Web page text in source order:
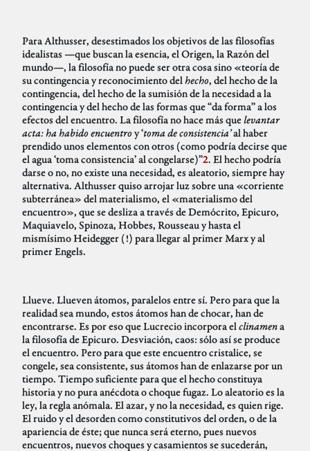
Para Althusser, desestimados los objetivos de las filosofías
idealistas —que buscan la esencia, el Origen, la Razón del
mundo—, la filosofía no puede ser otra cosa sino «teoría de
su contingencia y reconocimiento delhecho, del hecho de la
contingencia, del hecho de la sumisión de la necesidad a la
contingencia y del hecho de las formas que “da forma” a los
efectos del encuentro. La filosofía no hace más quelevantar
acta: ha habido encuentroy ‘toma de consistencia’al haber
prendido unos elementos con otros (como podría decirse que
el agua ‘toma consistencia’ al congelarse)”2. El hecho podría
darse o no, no existe una necesidad, es aleatorio, siempre hay
alternativa. Althusser quiso arrojar luz sobre una «corriente
subterránea» del materialismo, el «materialismo del
encuentro», que se desliza a través de Demócrito, Epicuro,
Maquiavelo, Spinoza, Hobbes, Rousseau y hasta el
mismísimo Heidegger (!) para llegar al primer Marx y al
primer Engels.
Llueve. Llueven átomos, paralelos entre sí. Pero para que la
realidad sea mundo, estos átomos han de chocar, han de
encontrarse. Es por eso que Lucrecio incorpora elclinamena
la filosofía de Epicuro. Desviación, caos: sólo así se produce
el encuentro. Pero para que este encuentro cristalice, se
congele, sea consistente, sus átomos han de enlazarse por un
tiempo. Tiempo suficiente para que el hecho constituya
historia y no pura anécdota o choque fugaz. Lo aleatorio es la
ley, la regla anómala. El azar, y no la necesidad, es quien rige.
El ruido y el desorden como constitutivos del orden, o de la
apariencia de éste; que nunca será eterno, pues nuevos
encuentros, nuevos choques y casamientos se sucederán,